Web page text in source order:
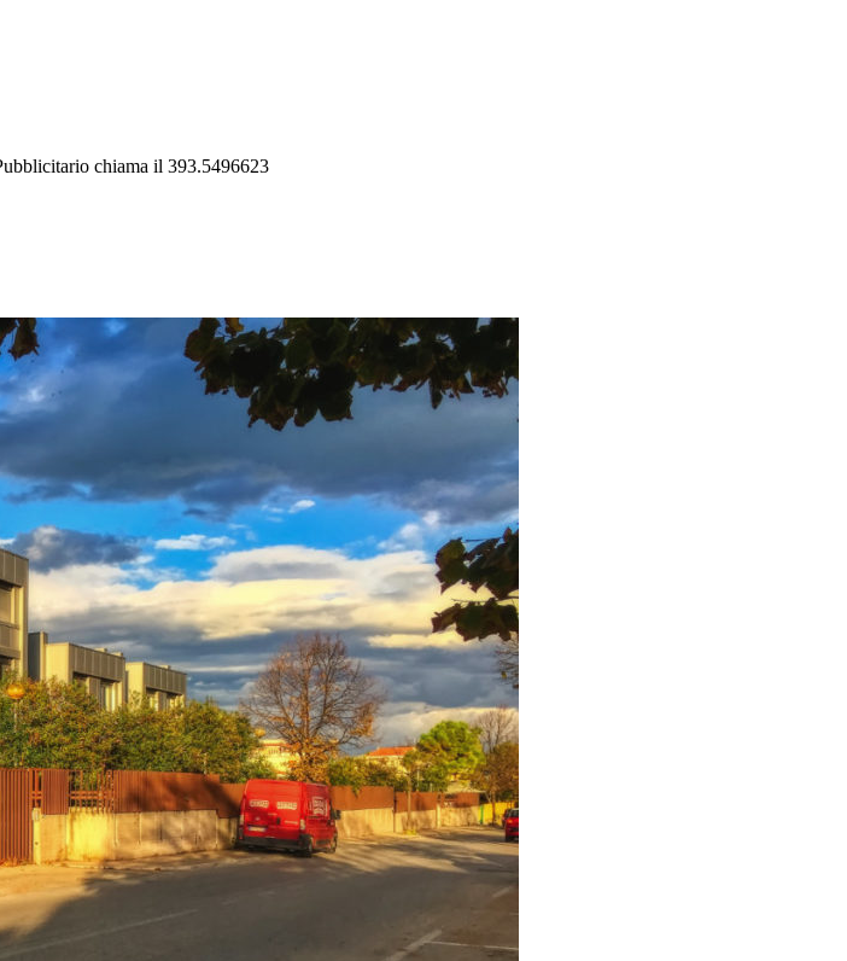
chiama il 393.5496623